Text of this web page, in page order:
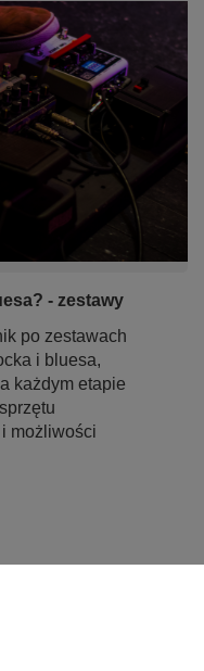
- zestawy
po zestawach
i bluesa,
każdym etapie
możliwości